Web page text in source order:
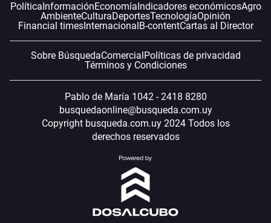
Política InformaciónEconomía Indicadores económicosAgro
AmbienteCulturaDeportesTecnologíaOpinión
Financial timesInternacional B-contentCartas al Director
Sobre BúsquedaComercial Políticas de privacidad
Términos y Condiciones
Pablo de María 1042 - 2418 8280
busquedaonline@busqueda.com.uy
Copyright busqueda.com.uy 2024 Todos los
derechos reservados